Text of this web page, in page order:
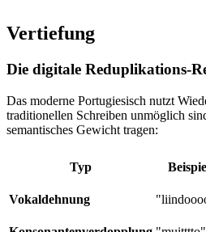
Vertiefung
Die digitale Reduplikations-
Das moderne Portugiesisch nutzt
traditionellen Schreiben unmöglich
semantisches Gewicht tragen:
Typ
Vokaldehnung